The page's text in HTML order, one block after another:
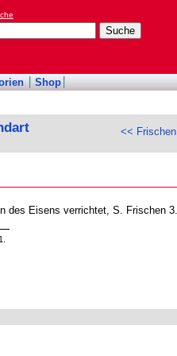
Shop
<< Frischen
des Eisens verrichtet, S. Frischen 3.